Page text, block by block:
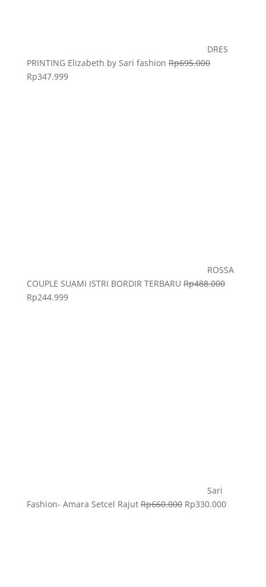
DRES
PRINTING Elizabeth by Sari fashion Rp695.000
Rp347.999
ROSSA
COUPLE SUAMI ISTRI BORDIR TERBARU Rp488.000
Rp244.999
Sari
Fashion- Amara Setcel Rajut Rp660.000 Rp330.000